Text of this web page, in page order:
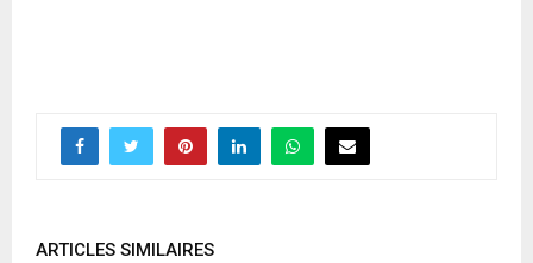
ARTICLES SIMILAIRES